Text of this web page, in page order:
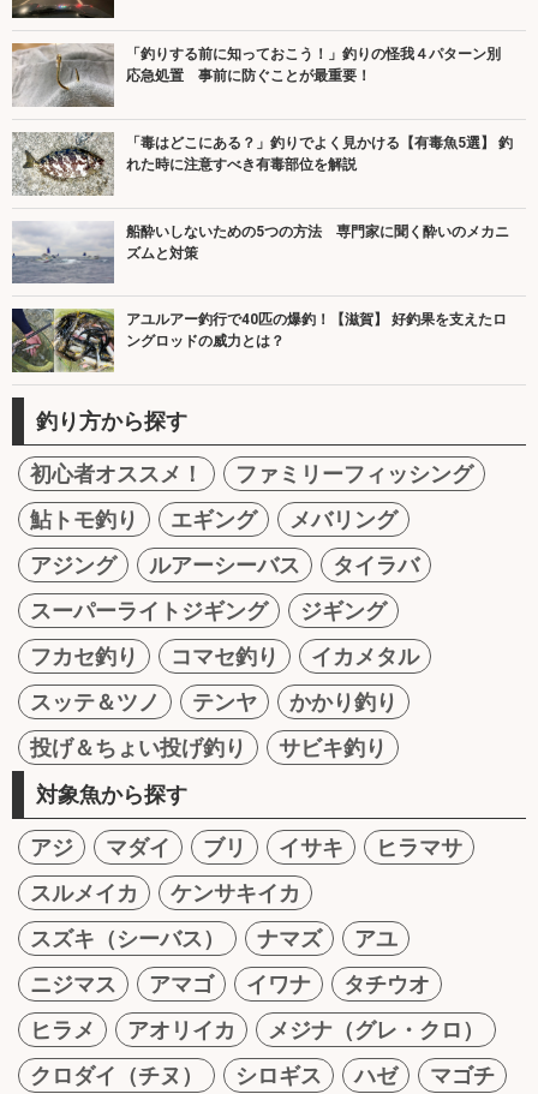
「釣りする前に知っておこう！」釣りの怪我４パターン別
応急処置 事前に防ぐことが最重要！
「毒はどこにある？」釣りでよく見かける【有毒魚5選】 釣
れた時に注意すべき有毒部位を解説
船酔いしないための5つの方法 専門家に聞く酔いのメカニ
ズムと対策
アユルアー釣行で40匹の爆釣！【滋賀】 好釣果を支えたロ
ングロッドの威力とは？
釣り方から探す
初心者オススメ！
ファミリーフィッシング
鮎トモ釣り
エギング
メバリング
アジング
ルアーシーバス
タイラバ
スーパーライトジギング
ジギング
フカセ釣り
コマセ釣り
イカメタル
スッテ＆ツノ
テンヤ
かかり釣り
投げ＆ちょい投げ釣り
サビキ釣り
対象魚から探す
アジ マダイ ブリ イサキ
ヒラマサ
スルメイカ
ケンサキイカ
スズキ（シーバス）
ナマズ
アユ
ニジマス
アマゴ イワナ
タチウオ
ヒラメ
アオリイカ
メジナ（グレ・クロ）
クロダイ（チヌ）
シロギス ハゼ
マゴチ